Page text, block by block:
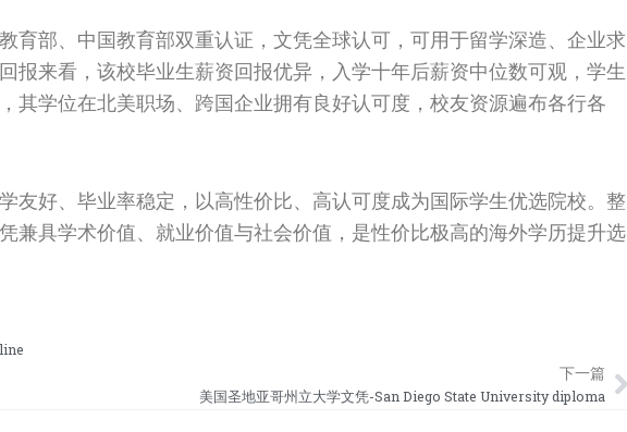
育部、中国教育部双重认证，文凭全球认可，可用于留学深造、企业求
报来看，该校毕业生薪资回报优异，入学十年后薪资中位数可观，学生
其学位在北美职场、跨国企业拥有良好认可度，校友资源遍布各行各
友好、毕业率稳定，以高性价比、高认可度成为国际学生优选院校。整
兼具学术价值、就业价值与社会价值，是性价比极高的海外学历提升选
下一篇
美国圣地亚哥州立大学文凭-San Diego State University diploma